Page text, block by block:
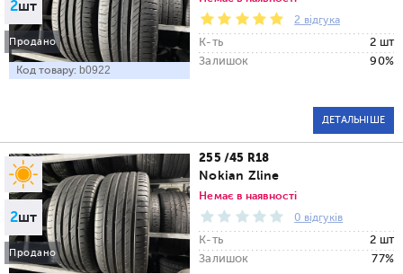
2шт
Продано
Код товару: b0922
2 відгука
К-ть
2 шт
Залишок
90%
ДЕТАЛЬНІШЕ
2шт
Продано
255 /45 R18
Nokian Zline
Немає в наявності
0 відгуків
К-ть
2 шт
Залишок
77%